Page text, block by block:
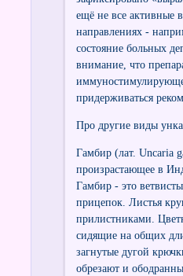
ещё не все активные
направлениях -
состояние больных
внимание, что
придерживаться
Про другие виды
Гамбир (лат. Uncaria
произрастающее в
Гамбир - это
прицепок. Листья
прилистниками.
сидящие на общих
загнутые дугой
обрезают и